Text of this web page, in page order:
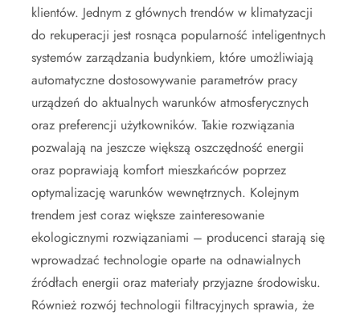
klientów. Jednym z głównych trendów w klimatyzacji
do rekuperacji jest rosnąca popularność inteligentnych
systemów zarządzania budynkiem, które umożliwiają
automatyczne dostosowywanie parametrów pracy
urządzeń do aktualnych warunków atmosferycznych
oraz preferencji użytkowników. Takie rozwiązania
pozwalają na jeszcze większą oszczędność energii
oraz poprawiają komfort mieszkańców poprzez
optymalizację warunków wewnętrznych. Kolejnym
trendem jest coraz większe zainteresowanie
ekologicznymi rozwiązaniami – producenci starają się
wprowadzać technologie oparte na odnawialnych
źródłach energii oraz materiały przyjazne środowisku.
Również rozwój technologii filtracyjnych sprawia, że